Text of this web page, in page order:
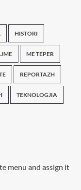
HISTORI
ME TEPER
REPORTAZH
TEKNOLOGJIA
menu and assign it